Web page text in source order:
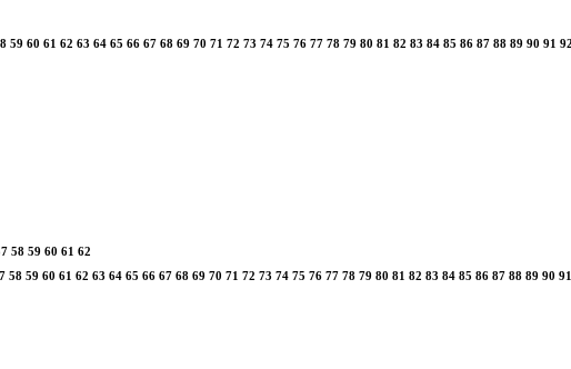
59 60 61 62 63 64 65 66 67 68 69 70 71 72 73 74 75 76 77 78 79 80 81 82 83 84 85 86 87 88 89 90 91
58 59 60 61 62
58 59 60 61 62 63 64 65 66 67 68 69 70 71 72 73 74 75 76 77 78 79 80 81 82 83 84 85 86 87 88 89 90 91